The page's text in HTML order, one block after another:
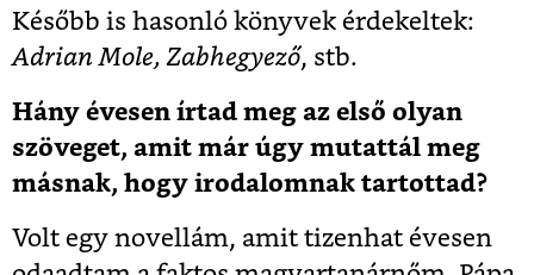
Később is hasonló könyvek érdekeltek:
Adrian Mole, Zabhegyező, stb.
Hány évesen írtad meg az első olyan
szöveget, amit már úgy mutattál meg
másnak, hogy irodalomnak tartottad?
Volt egy novellám, amit tizenhat évesen